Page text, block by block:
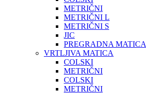
METRIČNI
METRIČNI L
METRIČNI S
JIC
PREGRADNA MATICA
VRTLJIVA MATICA
COLSKI
METRIČNI
COLSKI
METRIČNI